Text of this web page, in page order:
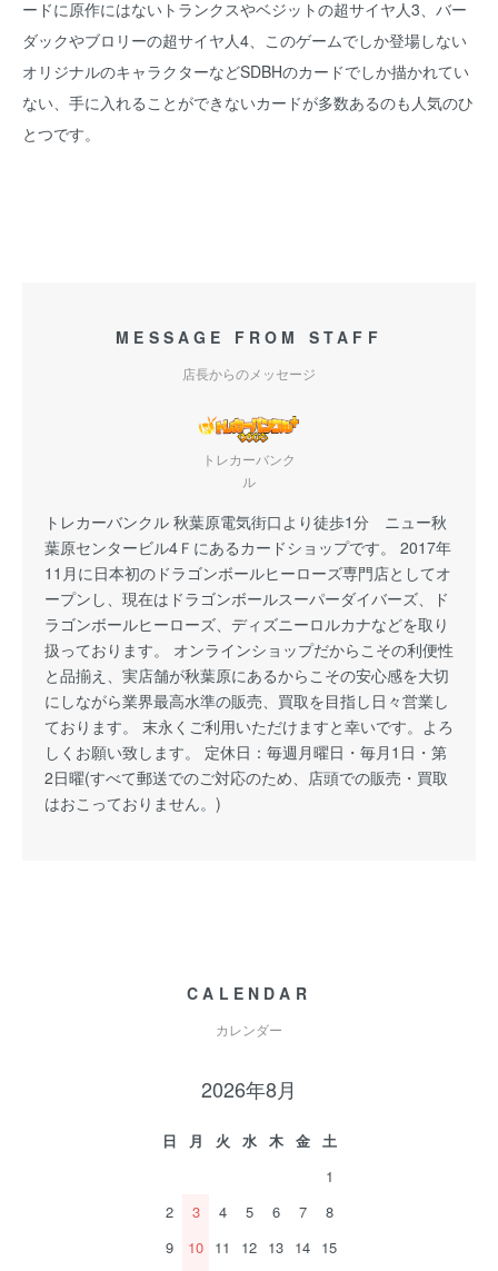
ードに原作にはないトランクスやベジットの超サイヤ人3、バー
ダックやブロリーの超サイヤ人4、このゲームでしか登場しない
オリジナルのキャラクターなどSDBHのカードでしか描かれてい
ない、手に入れることができないカードが多数あるのも人気のひ
とつです。
MESSAGE FROM STAFF
店長からのメッセージ
トレカーバンク
ル
トレカーバンクル 秋葉原電気街口より徒歩1分 ニュー秋
葉原センタービル4Ｆにあるカードショップです。 2017年
11月に日本初のドラゴンボールヒーローズ専門店としてオ
ープンし、現在はドラゴンボールスーパーダイバーズ、ド
ラゴンボールヒーローズ、ディズニーロルカナなどを取り
扱っております。 オンラインショップだからこその利便性
と品揃え、実店舗が秋葉原にあるからこその安心感を大切
にしながら業界最高水準の販売、買取を目指し日々営業し
ております。 末永くご利用いただけますと幸いです。よろ
しくお願い致します。 定休日：毎週月曜日・毎月1日・第
2日曜(すべて郵送でのご対応のため、店頭での販売・買取
はおこっておりません。)
CALENDAR
カレンダー
2026年8月
日 月 火 水 木 金
土
1
2
3 4 5 6 7
8
9
10 11 12 13 14 15